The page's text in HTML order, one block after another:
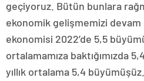
geçiyoruz. Bütün bunlara
ekonomik gelişmemizi
ekonomisi 2022’de 5,5
ortalamamıza baktığımızda
yıllık ortalama 5,4